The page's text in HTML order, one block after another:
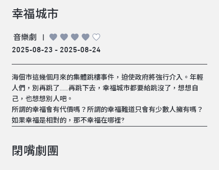
幸福城市
音樂劇
|
2025-08-23 - 2025-08-24
海佃市這幾個月來的集體跳樓事件，迫使政府將強行介入。年輕
人們，別再跳了......再跳下去，幸福城市都要給跳沒了，想想自
己，也想想別人吧。
所謂的幸福會有代價嗎？所謂的幸福難道只會有少數人擁有嗎？
如果幸福是相對的，那不幸福在哪裡?
閉嘴劇團